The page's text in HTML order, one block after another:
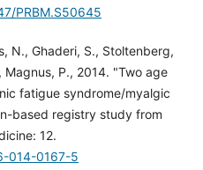
PRBM.S50645
N., Ghaderi, S., Stoltenberg,
Magnus, P., 2014. "Two age
fatigue syndrome/myalgic
based registry study from
12.
014-0167-5